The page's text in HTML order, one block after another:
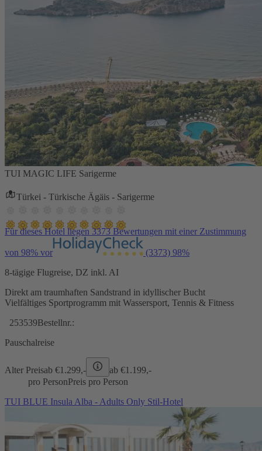
TUI MAGIC LIFE Sarigerme
Türkei - Türkische Ägäis - Sarigerme
Für dieses Hotel liegen 3373 Bewertungen mit einer Zustimmung
von 98% vor (3373) 98%
8-tägige Flugreise, DZ inkl. AI
Direkt am traumhaften Sandstrand in idyllischer Bucht
Vielfältiges Sportprogramm mit Wassersport, Tennis & Fitness
253539Bestellnr.:
Pauschalreise
Alter Preisab €1.299,- ab €1.199,-
pro PersonPreis pro Person
TUI BLUE Insula Alba - Adults Only Stil-Hotel